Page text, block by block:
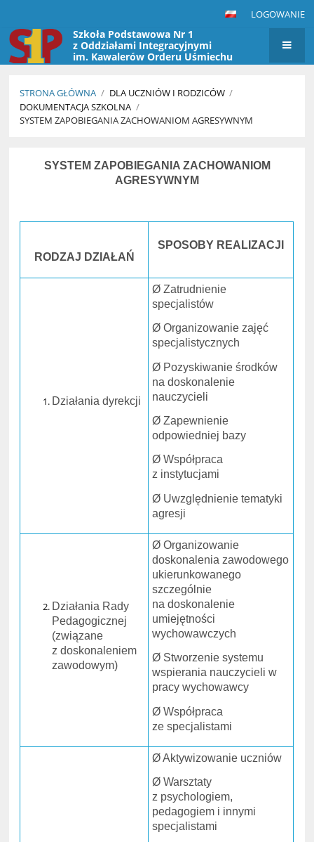
LOGOWANIE
Szkoła Podstawowa Nr 1
z Oddziałami Integracyjnymi
im. Kawalerów Orderu Uśmiechu
w Przasnyszu
STRONA GŁÓWNA / DLA UCZNIÓW I RODZICÓW /
DOKUMENTACJA SZKOLNA /
SYSTEM ZAPOBIEGANIA ZACHOWANIOM AGRESYWNYM
System
zapobiegania
SYSTEM ZAPOBIEGANIA ZACHOWANIOM
AGRESYWNYM
RODZAJ DZIAŁAŃ
SPOSOBY REALIZACJI
Działania dyrekcji
Ø Zatrudnienie
specjalistów
Ø Organizowanie zajęć
specjalistycznych
Ø Pozyskiwanie środków
na doskonalenie
nauczycieli
Ø Zapewnienie
odpowiedniej bazy
Ø Współpraca
z instytucjami
Ø Uwzględnienie tematyki
agresji
Działania Rady
Pedagogicznej
(związane
z doskonaleniem
zawodowym)
Ø Organizowanie
doskonalenia zawodowego
ukierunkowanego
szczególnie
na doskonalenie
umiejętności
wychowawczych
Ø Stworzenie systemu
wspierania nauczycieli w
pracy wychowawcy
Ø Współpraca
ze specjalistami
Ø Aktywizowanie uczniów
Ø Warsztaty
z psychologiem,
pedagogiem i innymi
specjalistami